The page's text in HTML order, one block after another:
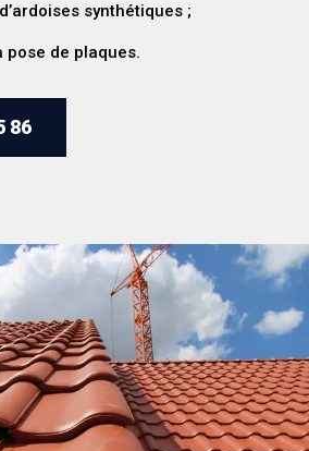
synthétiques ;
pose de plaques.
86